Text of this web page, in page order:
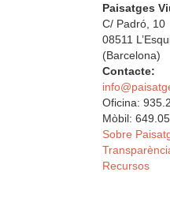
Paisatges
C/ Padró, 10
08511
(Barcelona)
Contacte:
Oficina:
Mòbil:
Sobre
Recursos